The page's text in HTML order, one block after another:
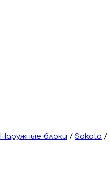
Наружные блоки / Sakata /